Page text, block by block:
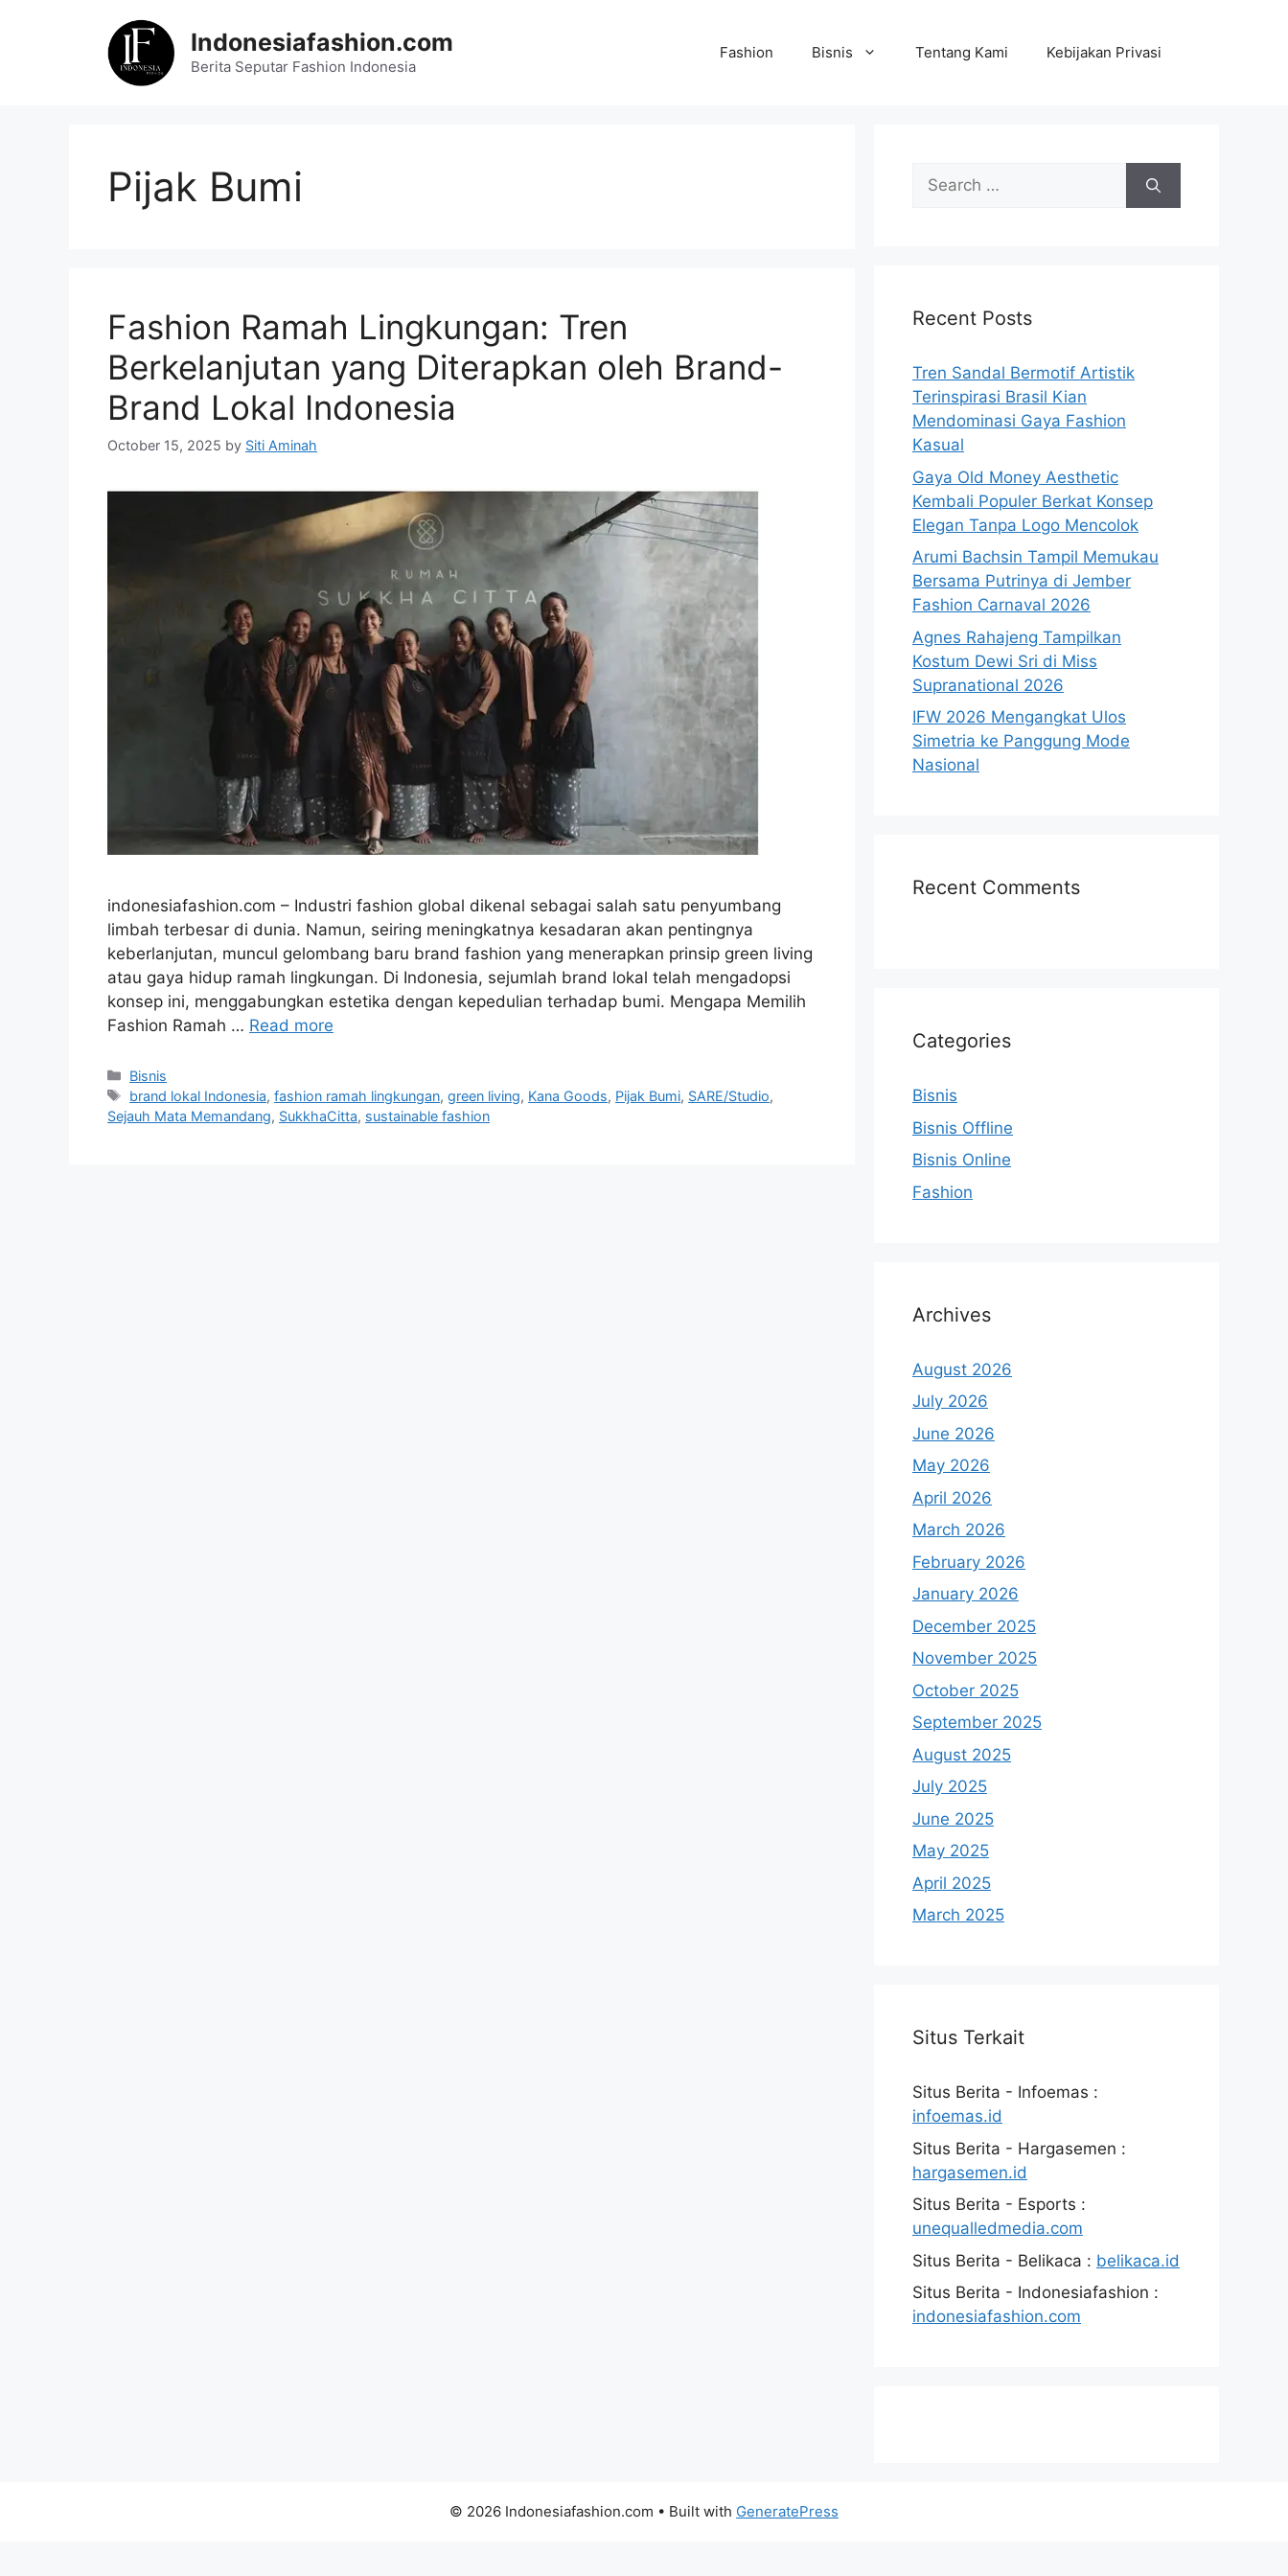
Indonesiafashion.com
Berita Seputar Fashion Indonesia
Fashion Bisnis Tentang Kami Kebijakan Privasi
Pijak Bumi
Fashion Ramah Lingkungan: Tren
Berkelanjutan yang Diterapkan oleh Brand-
Brand Lokal Indonesia
October 15, 2025 by Siti Aminah
indonesiafashion.com – Industri fashion global dikenal sebagai salah satu penyumbang
limbah terbesar di dunia. Namun, seiring meningkatnya kesadaran akan pentingnya
keberlanjutan, muncul gelombang baru brand fashion yang menerapkan prinsip green living
atau gaya hidup ramah lingkungan. Di Indonesia, sejumlah brand lokal telah mengadopsi
konsep ini, menggabungkan estetika dengan kepedulian terhadap bumi. Mengapa Memilih
Fashion Ramah … Read more
Categories
Bisnis
Tags
brand lokal Indonesia,fashion ramah lingkungan,green living, Kana Goods, Pijak Bumi, SARE/Studio,
Sejauh Mata Memandang, SukkhaCitta, sustainable fashion
Search
for:
Recent Posts
Tren Sandal Bermotif Artistik
Terinspirasi Brasil Kian
Mendominasi Gaya Fashion
Kasual
Gaya Old Money Aesthetic
Kembali Populer Berkat Konsep
Elegan Tanpa Logo Mencolok
Arumi Bachsin Tampil Memukau
Bersama Putrinya di Jember
Fashion Carnaval 2026
Agnes Rahajeng Tampilkan
Kostum Dewi Sri di Miss
Supranational 2026
IFW 2026 Mengangkat Ulos
Simetria ke Panggung Mode
Nasional
Recent Comments
Categories
Bisnis
Bisnis Offline
Bisnis Online
Fashion
Archives
August 2026
July 2026
June 2026
May 2026
April 2026
March 2026
February 2026
January 2026
December 2025
November 2025
October 2025
September 2025
August 2025
July 2025
June 2025
May 2025
April 2025
March 2025
Situs Terkait
Situs Berita - Infoemas :
infoemas.id
Situs Berita - Hargasemen :
hargasemen.id
Situs Berita - Esports :
unequalledmedia.com
Situs Berita - Belikaca : belikaca.id
Situs Berita - Indonesiafashion :
indonesiafashion.com
© 2026 Indonesiafashion.com • Built with GeneratePress